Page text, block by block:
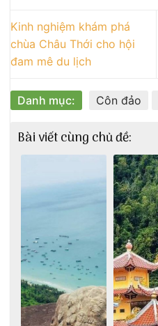
Kinh nghiệm khám phá
chùa Châu Thới cho hội
đam mê du lịch
Danh mục: Côn đảo
Bài viết cùng chủ đề: